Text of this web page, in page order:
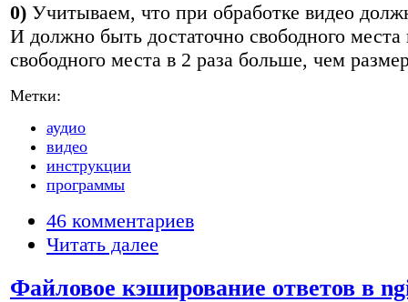
0) Учитываем, что при обработке видео
И должно быть достаточно свободного
свободного места в 2 раза больше, чем
Метки:
аудио
видео
инструкции
программы
46 комментариев
Читать далее
Файловое кэширование ответов в